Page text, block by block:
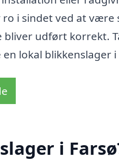
i sindet ved at være
udført korrekt.
lokal blikkenslager i
i